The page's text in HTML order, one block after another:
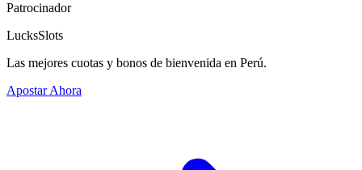
Patrocinador
LucksSlots
Las mejores cuotas y bonos de bienvenida en Perú.
Apostar Ahora